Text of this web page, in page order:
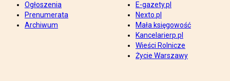
Ogłoszenia
Prenumerata
Archiwum
E-gazety.pl
Nexto.pl
Mała księgowość
Kancelarierp.pl
Wieści Rolnicze
Życie Warszawy